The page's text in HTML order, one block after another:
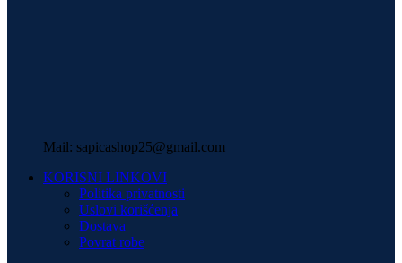
Mail: sapicashop25@gmail.com
KORISNI LINKOVI
Politika privatnosti
Uslovi korišćenja
Dostava
Povrat robe